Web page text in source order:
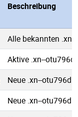
Beschreibung
Alle bekannten
Aktive .xn--otu796d
Neue .xn--otu796d
Neue .xn--otu796d